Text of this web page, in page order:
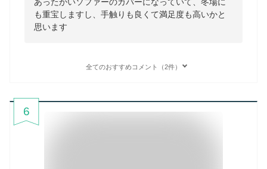
あったかいソファーのカバーになっていて、冬場に
も重宝しますし、手触りも良くて満足度も高いかと
思います
全てのおすすめコメント（2件）
6